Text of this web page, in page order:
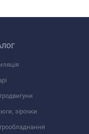
зірочки